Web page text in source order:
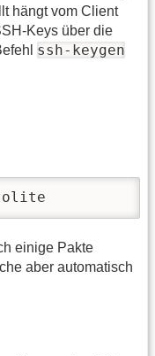
hängt vom Client
Keys über die
ssh-keygen
einige Pakte
aber automatisch